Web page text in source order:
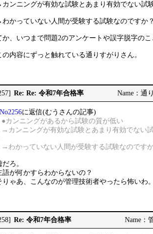
ンニングが有効な試験とあまり有効でない試
かっていない人間が受験する試験なのですか
か、いつまで問題2のアンケートや誤字脱字の
の内容にずっと触れている通りすがりさん。
Re: Re: 令和7年合格率 Name：通
No2256に返信(むうさんの記事)
●カンニングがあるから試験の質が低い
→カンニングが有効な試験とあまり有効でない
→わかっていない人間が受験する試験なのです
だろ。
語が何かすらわからないの？
りゃあ、こんなのが管理技術者やったら怖いわ
Re: 令和7年合格率 Name：